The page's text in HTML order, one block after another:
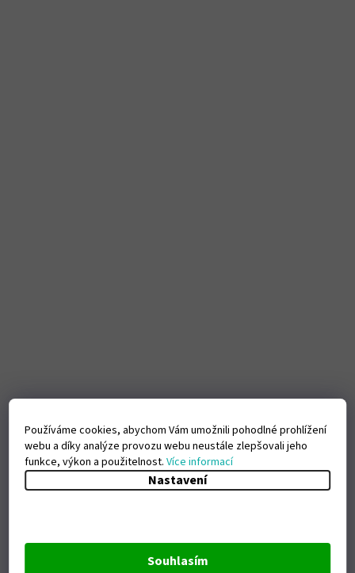
Používáme cookies, abychom Vám umožnili pohodlné prohlížení
webu a díky analýze provozu webu neustále zlepšovali jeho
funkce, výkon a použitelnost.Více informací
Nastavení
Souhlasím